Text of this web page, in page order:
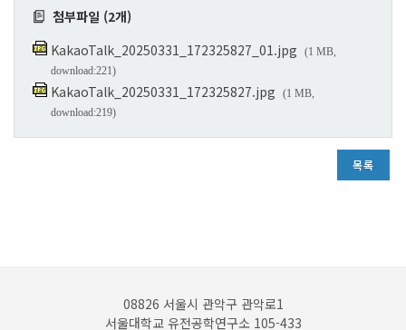
첨부파일 (2개)
KakaoTalk_20250331_172325827_01.jpg
(1 MB,
download:221)
KakaoTalk_20250331_172325827.jpg
(1 MB,
download:219)
목록
08826 서울시 관악구 관악로1
서울대학교 유전공학연구소 105-433